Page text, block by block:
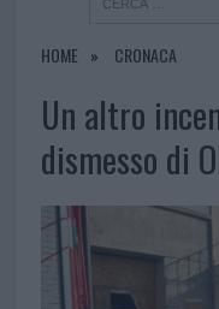
HOME CRONACA
Un altro
dismesso di